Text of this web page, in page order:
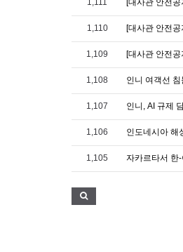
1,110 [대사관 안전
1,109 [대사관 안전
1,108 인니 여객선
1,107 인니, AI 규제
1,106 인도네시아 해
1,105 자카르타서 한